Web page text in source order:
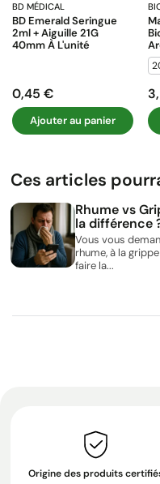
BD MÉDICAL
BD Emerald Seringue
2ml + Aiguille 21G
40mm À L'unité
Prix
0,45 €
Ajouter au panier
Ces articles
Rhume vs
la différence
Vous vous
rhume, à la
faire la...
Origine des produits